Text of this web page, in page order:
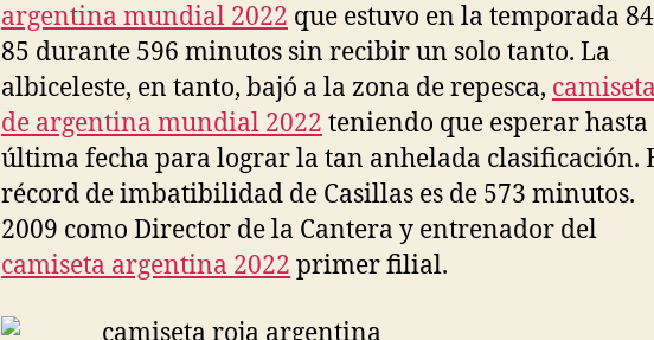
argentina mundial 2022 que estuvo en la temporada
85 durante 596 minutos sin recibir un solo tanto. La
albiceleste, en tanto, bajó a la zona de repesca, camiseta
de argentina mundial 2022 teniendo que esperar hasta
última fecha para lograr la tan anhelada clasificación.
récord de imbatibilidad de Casillas es de 573 minutos.
2009 como Director de la Cantera y entrenador del
camiseta argentina 2022 primer filial.